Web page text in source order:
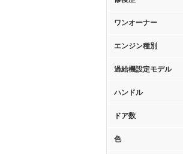
ワンオーナー
エンジン種別
過給機設定モデル
ハンドル
ドア数
色